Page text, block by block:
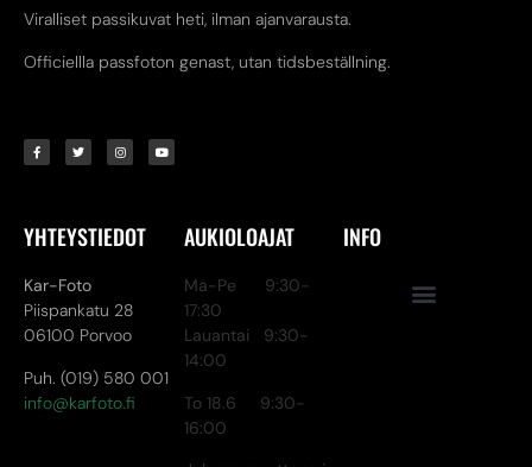
Viralliset passikuvat heti, ilman ajanvarausta.
Officiellla passfoton genast, utan tidsbeställning.
YHTEYSTIEDOT
Kar-Foto
Piispankatu 28
06100 Porvoo
Puh. (019) 580 001
info@karfoto.fi
AUKIOLOAJAT
Ma-Pe 9:30-
17:30
Lauantai 9:30-
14:00
To 18.6 9:30-
16:00
INFO